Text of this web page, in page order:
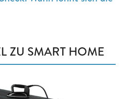
ZU SMART HOME